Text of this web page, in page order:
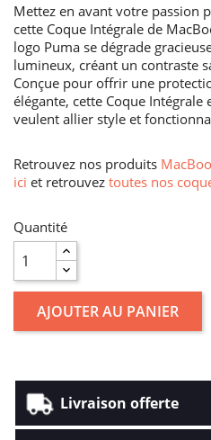
Mettez en avant votre passion
cette Coque Intégrale de
logo Puma se dégrade
lumineux, créant un contraste
Conçue pour offrir une
élégante, cette Coque Intégrale
veulent allier style et
Retrouvez nos produits
ici et retrouvez toutes nos
Quantité
AJOUTER AU PANIER
Livraison offerte